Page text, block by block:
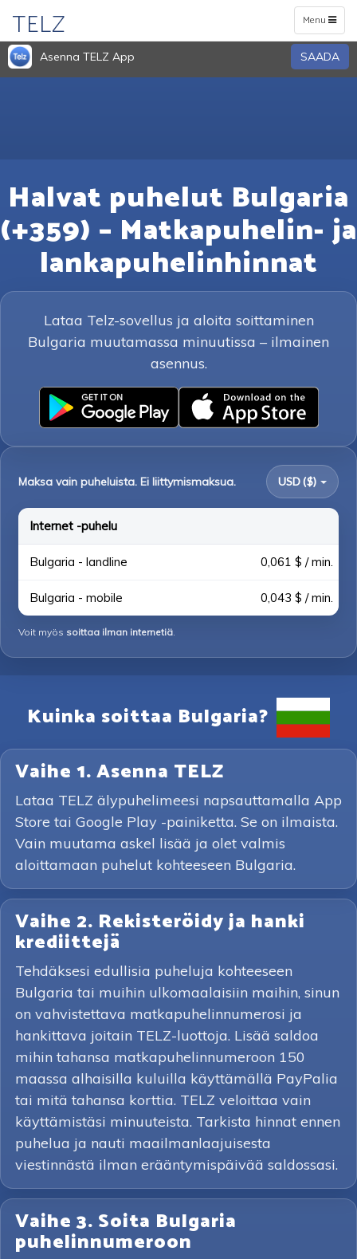
Toggle
navigation
Menu
TELZ
Asenna TELZ App SAADA
Halvat puhelut Bulgaria
(+359) – Matkapuhelin- ja
lankapuhelinhinnat
Lataa Telz-sovellus ja aloita soittaminen
Bulgaria muutamassa minuutissa – ilmainen
asennus.
Maksa vain puheluista. Ei liittymismaksua. USD ($)
Internet -puhelu
Bulgaria - landline 0,061 $ / min.
Bulgaria - mobile 0,043 $ / min.
Voit myös soittaa ilman internetiä.
Kuinka soittaa Bulgaria?
Vaihe 1. Asenna TELZ
Lataa TELZ älypuhelimeesi napsauttamalla App
Store tai Google Play -painiketta. Se on ilmaista.
Vain muutama askel lisää ja olet valmis
aloittamaan puhelut kohteeseen Bulgaria.
Vaihe 2. Rekisteröidy ja hanki
krediittejä
Tehdäksesi edullisia puheluja kohteeseen
Bulgaria tai muihin ulkomaalaisiin maihin, sinun
on vahvistettava matkapuhelinnumerosi ja
hankittava joitain TELZ-luottoja. Lisää saldoa
mihin tahansa matkapuhelinnumeroon 150
maassa alhaisilla kuluilla käyttämällä PayPalia
tai mitä tahansa korttia. TELZ veloittaa vain
käyttämistäsi minuuteista. Tarkista hinnat ennen
puhelua ja nauti maailmanlaajuisesta
viestinnästä ilman erääntymispäivää saldossasi.
Vaihe 3. Soita Bulgaria
puhelinnumeroon